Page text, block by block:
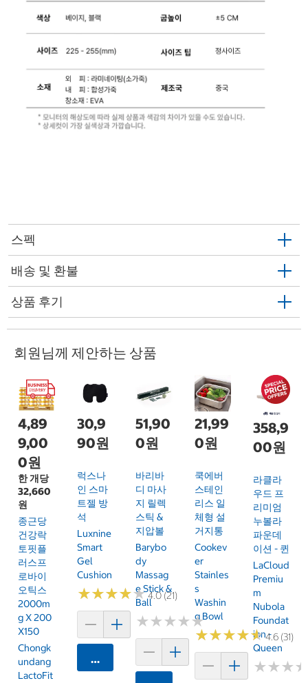
스펙
배송 및 환불
상품 후기
회원님께 제안하는 상품
4,89
9,00
0원
한 개당
32,660
원
종근당
건강락
토핏플
러스프
로바이
오틱스
2000m
G X 200
X150
Chongk
Undang
LactoFit
30,9
90원
럭스나
인 스마
트젤 방
석
Luxnine
Smart
Gel
Cushion
★★★★★
★★★★★4.0 (21)
카트에 담기
51,90
0원
바리바
디 마사
지 릴렉
스틱 &
지압볼
Barybo
Dy
Massag
E Stick &
Ball
★★★★★
★★★★★
21,99
0원
쿡에버
스테인
리스 일
체형 설
거지통
Cookev
Er
Stainles
S
Washin
G Bowl
★★★★★
★★★★★4.6 (31)
358,9
00원
라클라
우드 프
리미엄
누볼라
파운데
이션 - 퀸
LaCloud
Premiu
M
Nubola
Foundat
Ion -
Queen
★★★
★★★